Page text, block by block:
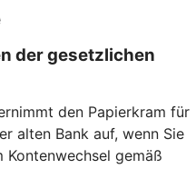
der gesetzlichen
den Papierkram für
alten Bank auf, wenn Sie
Kontenwechsel gemäß